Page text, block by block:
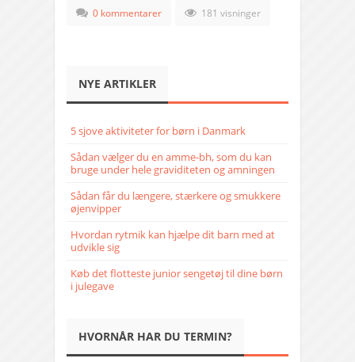
0 kommentarer 181 visninger
NYE ARTIKLER
5 sjove aktiviteter for børn i Danmark
Sådan vælger du en amme-bh, som du kan
bruge under hele graviditeten og amningen
Sådan får du længere, stærkere og smukkere
øjenvipper
Hvordan rytmik kan hjælpe dit barn med at
udvikle sig
Køb det flotteste junior sengetøj til dine børn
i julegave
HVORNÅR HAR DU TERMIN?